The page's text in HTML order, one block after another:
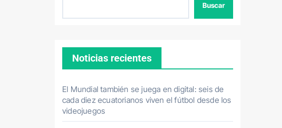
Buscar
Noticias recientes
El Mundial también se juega en digital: seis de
cada diez ecuatorianos viven el fútbol desde los
videojuegos